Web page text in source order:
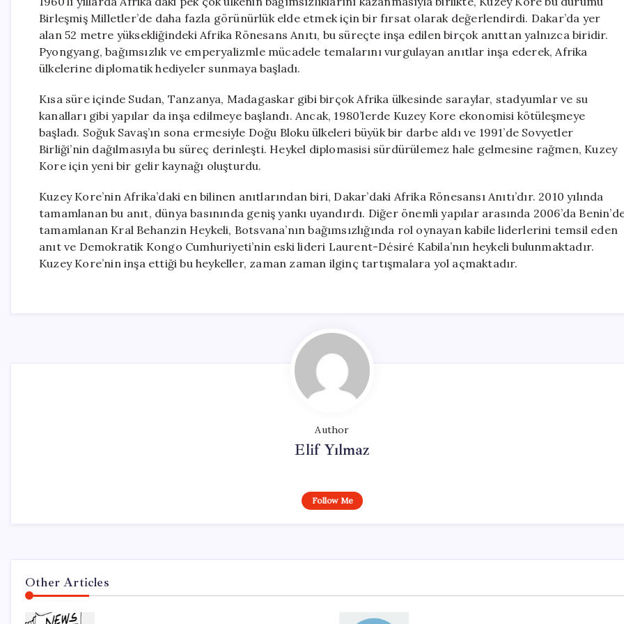
Birleşmiş Milletler’de daha fazla görünürlük elde etmek için bir fırsat olarak değerlendirdi. Dakar’da yer
alan 52 metre yüksekliğindeki Afrika Rönesans Anıtı, bu süreçte inşa edilen birçok anıttan yalnızca biridir.
Pyongyang, bağımsızlık ve emperyalizmle mücadele temalarını vurgulayan anıtlar inşa ederek, Afrika
ülkelerine diplomatik hediyeler sunmaya başladı.
Kısa süre içinde Sudan, Tanzanya, Madagaskar gibi birçok Afrika ülkesinde saraylar, stadyumlar ve su
kanalları gibi yapılar da inşa edilmeye başlandı. Ancak, 1980’lerde Kuzey Kore ekonomisi kötüleşmeye
başladı. Soğuk Savaş’ın sona ermesiyle Doğu Bloku ülkeleri büyük bir darbe aldı ve 1991’de Sovyetler
Birliği’nin dağılmasıyla bu süreç derinleşti. Heykel diplomasisi sürdürülemez hale gelmesine rağmen, Kuzey
Kore için yeni bir gelir kaynağı oluşturdu.
Kuzey Kore’nin Afrika’daki en bilinen anıtlarından biri, Dakar’daki Afrika Rönesansı Anıtı’dır. 2010 yılında
tamamlanan bu anıt, dünya basınında geniş yankı uyandırdı. Diğer önemli yapılar arasında 2006’da
tamamlanan Kral Behanzin Heykeli, Botsvana’nın bağımsızlığında rol oynayan kabile liderlerini temsil eden
anıt ve Demokratik Kongo Cumhuriyeti’nin eski lideri Laurent-Désiré Kabila’nın heykeli bulunmaktadır.
Kuzey Kore’nin inşa ettiği bu heykeller, zaman zaman ilginç tartışmalara yol açmaktadır.
Author
Elif Yılmaz
Follow Me
Other Articles